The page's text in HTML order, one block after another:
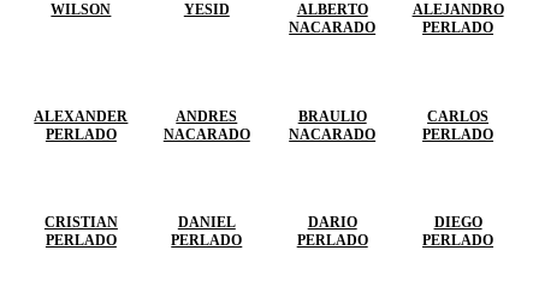
WILSON YESID
ALBERTO
NACARADO
ALEJANDRO
PERLADO
ALEXANDER
PERLADO
ANDRES
NACARADO
BRAULIO
NACARADO
CARLOS
PERLADO
CRISTIAN
PERLADO
DANIEL
PERLADO
DARIO
PERLADO
DIEGO
PERLADO